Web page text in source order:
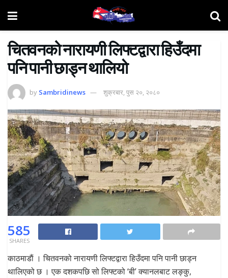
चितवनको नारायणी लिफ्टद्वारा हिउँदमा
पनि पानी छाड्न थालियाे
by Sambridinews शुक्रबार, पुस २०, २०८०
585
SHARES
काठमाडाैं । चितवनको नारायणी लिफ्टद्वारा हिउँदमा पनि पानी छाड्न
थालिएको छ । एक दशकपछि सो लिफ्टको ‘बी’ क्यानलबाट लङ्कु,